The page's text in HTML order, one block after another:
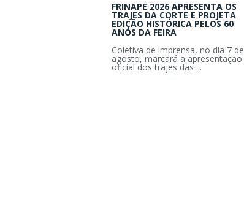
FRINAPE 2026 APRESENTA OS
TRAJES DA CORTE E PROJETA
EDIÇÃO HISTÓRICA PELOS 60
ANOS DA FEIRA
Coletiva de imprensa, no dia 7 de
agosto, marcará a apresentação
oficial dos trajes das ...